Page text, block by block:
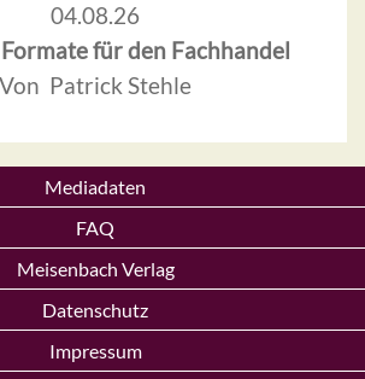
04.08.26
für den Fachhandel
Von Patrick Stehle
Mediadaten
FAQ
Meisenbach Verlag
Datenschutz
Impressum